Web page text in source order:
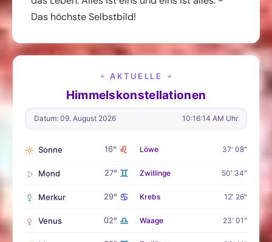
Das höchste Selbstbild!
✦ AKTUELLE ✦
Himmelskonstellationen
Datum: 09. August 2026 10:16:15 AM Uhr
Sonne 16° ♌ Löwe 37' 08"
Mond 27° ♊ Zwillinge 50' 34"
Merkur 29° ♋ Krebs 12' 26"
Venus 02° ♎ Waage 23' 01"